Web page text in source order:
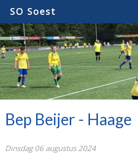
SO Soest
Bep Beijer - Haage
Dinsdag 06 augustus 2024